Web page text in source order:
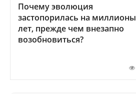
Почему эволюция
застопорилась на миллионы
лет, прежде чем внезапно
возобновиться?